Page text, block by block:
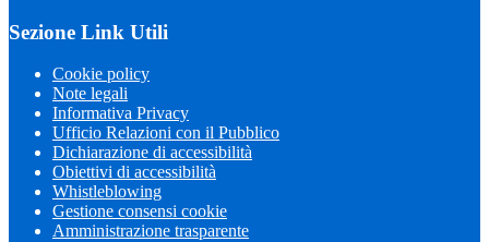
Sezione Link Utili
Cookie policy
Note legali
Informativa Privacy
Ufficio Relazioni con il Pubblico
Dichiarazione di accessibilità
Obiettivi di accessibilità
Whistleblowing
Gestione consensi cookie
Amministrazione trasparente